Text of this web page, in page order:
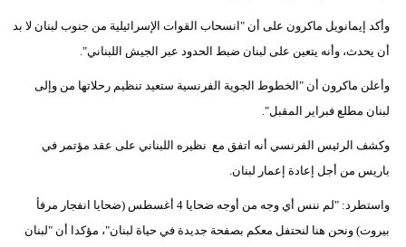
وأكد إيمانويل ماكرون على أن "انسحاب القوات الإسرائيلية من جنوب لبنان لا بد
أن يحدث، وأنه يتعين على لبنان ضبط الحدود عبر الجيش اللبناني".
وأعلن ماكرون أن "الخطوط الجوية الفرنسية ستعيد تنظيم رحلاتها من وإلى
لبنان مطلع فبراير المقبل".
وكشف الرئيس الفرنسي أنه اتفق مع نظيره اللبناني على عقد مؤتمر في
باريس من أجل إعادة إعمار لبنان.
واستطرد: "لم ننس أي وجه من أوجه ضحايا 4 أغسطس (ضحايا انفجار مرفأ
بيروت) ونحن هنا لنحتفل معكم بصفحة جديدة في حياة لبنان"، مؤكدا أن "لبنان